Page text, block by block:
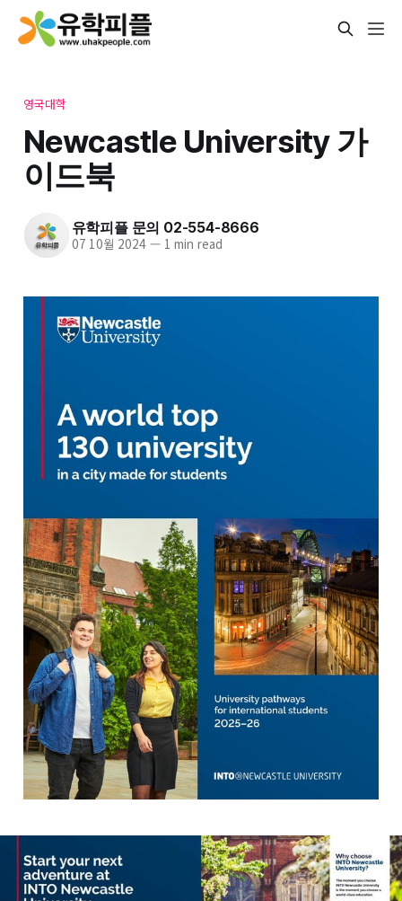
영국대학
Newcastle University 가
이드북
유학피플 문의 02-554-8666
07 10월 2024 —1 min read